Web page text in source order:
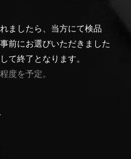
ましたら、当方にて検品
前にお選びいただきました
て終了となります。
度を予定。